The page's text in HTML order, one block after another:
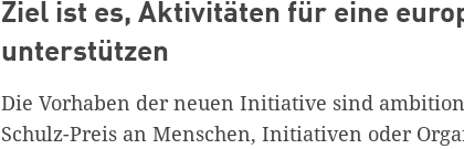
Ziel ist es, Aktivitäten für eine
unterstützen
Die Vorhaben der neuen Initiative sind
Schulz-Preis an Menschen, Initiativen oder